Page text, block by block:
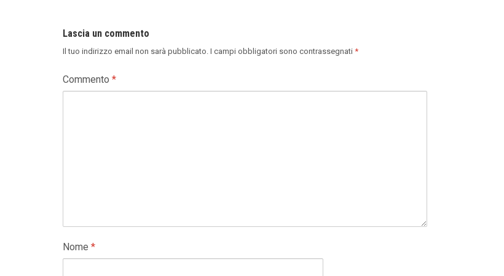
Lascia un commento
Il tuo indirizzo email non sarà pubblicato. I campi obbligatori sono contrassegnati *
Commento *
Nome *